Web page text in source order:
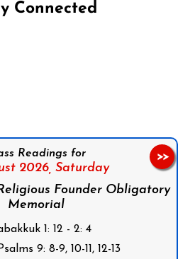
Connected
Readings for
2026, Saturday
Founder Obligatory
Memorial
1: 12 - 2: 4
9: 8-9, 10-11, 12-13
>>